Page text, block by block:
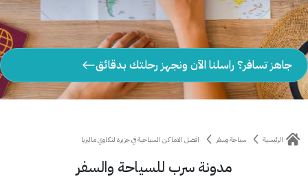
جاهز تسافر؟ راسلنا الآن ونجهز رحلتك بدقائق
الرئيسية سياحة وسفر افضل الاماكن السياحية في جزيرة لنكاوي ماليزيا
مدونة سرب للسياحة والسفر